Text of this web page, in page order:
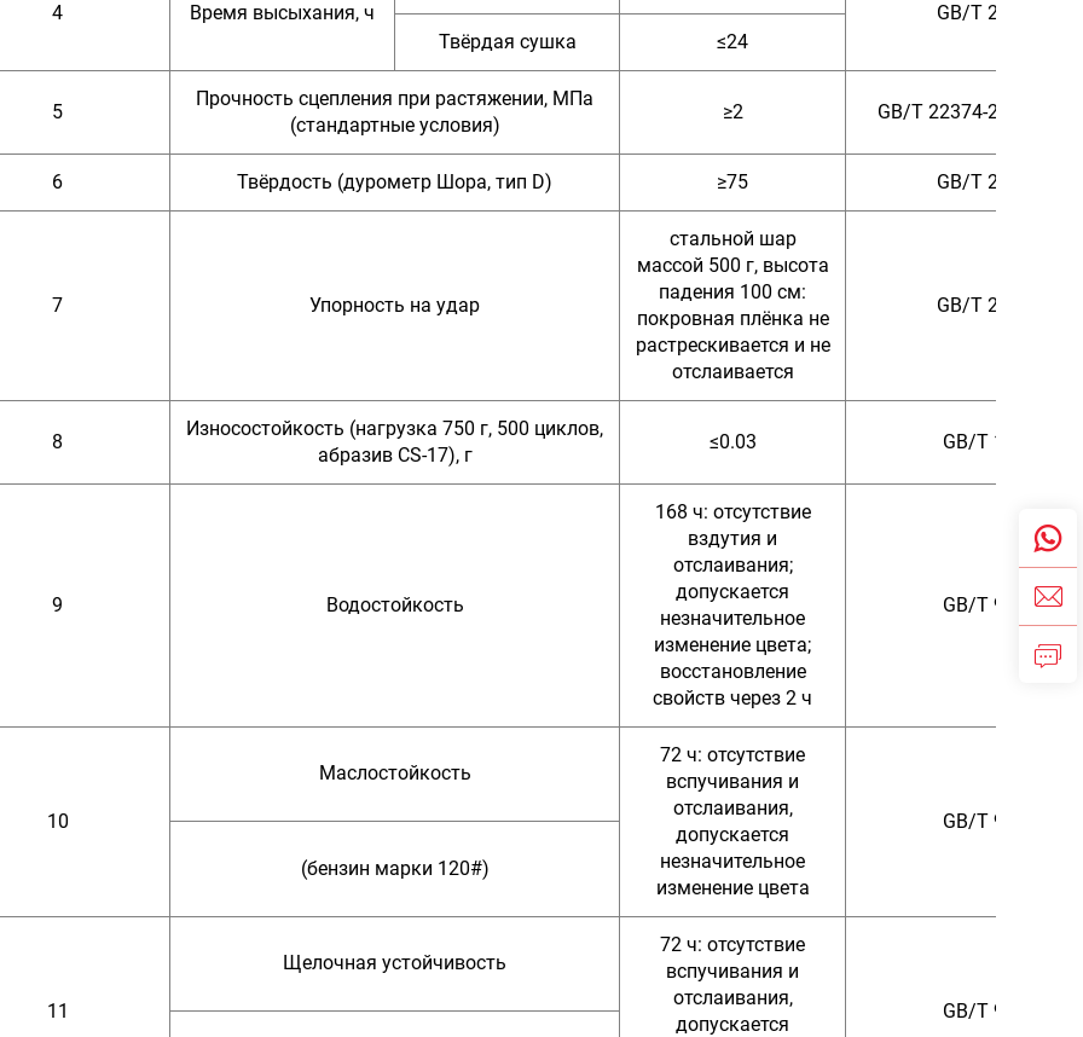
4 Время высыхания, ч
GB/T 22374-
Твёрдая сушка
≤24
5
Прочность сцепления при растяжении, МПа
(стандартные условия)
≥2 GB/T 22374-2018,
6 Твёрдость (дурометр Шора, тип D) ≥75 GB/T 22411-
7 Упорность на удар
стальной шар
массой 500 г, высота
падения 100 см:
покровная плёнка не
растрескивается и не
отслаивается
GB/T 22374-
8
Износостойкость (нагрузка 750 г, 500 циклов,
абразив CS-17), г
≤0.03 GB/T 1768-
9 Водостойкость
168 ч: отсутствие
вздутия и
отслаивания;
допускается
незначительное
изменение цвета;
восстановление
свойств через 2 ч
GB/T 9274-
10
Маслостойкость
72 ч: отсутствие
вспучивания и
отслаивания,
допускается
незначительное
изменение цвета
GB/T 9274-
(бензин марки 120#)
11
Щелочная устойчивость
72 ч: отсутствие
вспучивания и
отслаивания,
допускается
GB/T 9274-